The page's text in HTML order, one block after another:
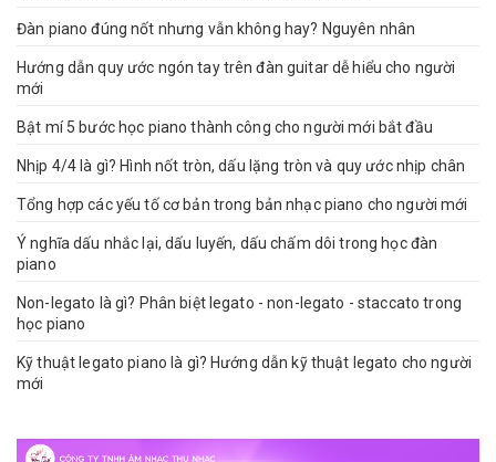
Đàn piano đúng nốt nhưng vẫn không hay? Nguyên nhân
Hướng dẫn quy ước ngón tay trên đàn guitar dễ hiểu cho người
mới
Bật mí 5 bước học piano thành công cho người mới bắt đầu
Nhịp 4/4 là gì? Hình nốt tròn, dấu lặng tròn và quy ước nhịp chân
Tổng hợp các yếu tố cơ bản trong bản nhạc piano cho người mới
Ý nghĩa dấu nhắc lại, dấu luyến, dấu chấm dôi trong học đàn
piano
Non-legato là gì? Phân biệt legato - non-legato - staccato trong
học piano
Kỹ thuật legato piano là gì? Hướng dẫn kỹ thuật legato cho người
mới